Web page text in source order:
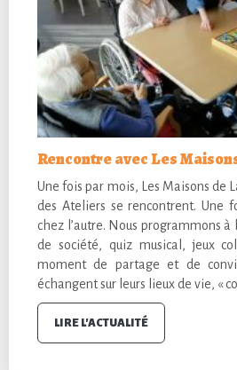
Rencontre avec Les
Une fois par mois, Les Maisons de
des Ateliers se rencontrent. Une
chez l’autre. Nous programmons à
de société, quiz musical, jeux
moment de partage et de
échangent sur leurs lieux de vie, «
LIRE L'ACTUALITÉ